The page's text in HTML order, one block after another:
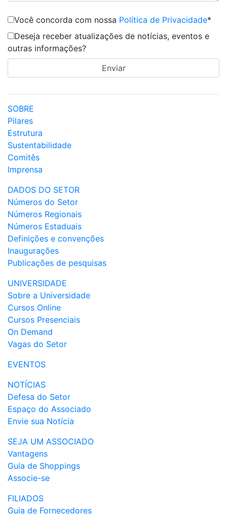
Você concorda com nossa Política de Privacidade*
Deseja receber atualizações de notícias, eventos e
outras informações?
SOBRE
Pilares
Estrutura
Sustentabilidade
Comitês
Imprensa
DADOS DO SETOR
Números do Setor
Números Regionais
Números Estaduais
Definições e convenções
Inaugurações
Publicações de pesquisas
UNIVERSIDADE
Sobre a Universidade
Cursos Online
Cursos Presenciais
On Demand
Vagas do Setor
EVENTOS
NOTÍCIAS
Defesa do Setor
Espaço do Associado
Envie sua Notícia
SEJA UM ASSOCIADO
Vantagens
Guia de Shoppings
Associe-se
FILIADOS
Guia de Fornecedores